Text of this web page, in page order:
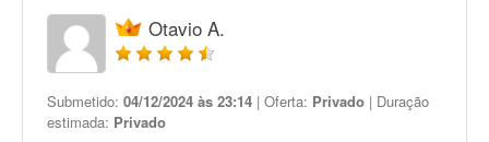
Otavio A.
Submetido: 04/12/2024 às 23:14 | Oferta: Privado | Duração
estimada: Privado